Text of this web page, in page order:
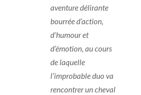
aventure délirante
bourrée d’action,
d’humour et
d’émotion, au cours
de laquelle
l’improbable duo va
rencontrer un cheval